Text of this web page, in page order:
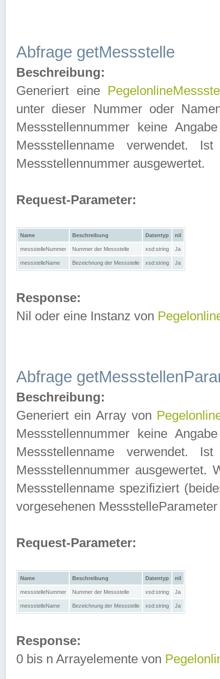
Abfrage getMessstelle
Beschreibung:
Generiert eine
unter dieser Nummer oder
Messstellennummer keine
Messstellenname verwendet.
Messstellennummer ausgewertet.
Request-Parameter:
Name Beschreibung Datentyp nil
messstelleNummer Nummer der Messstelle xsd:string Ja
messstelleName Bezeichnung der Messstelle xsd:string Ja
Response:
Nil oder eine Instanz von
Abfrage
Beschreibung:
Generiert ein Array von
Messstellennummer keine
Messstellenname verwendet.
Messstellennummer ausgewertet.
Messstellenname spezifiziert
vorgesehenen
Request-Parameter:
Name Beschreibung Datentyp nil
messstelleNummer Nummer der Messstelle xsd:string Ja
messstelleName Bezeichnung der Messstelle xsd:string Ja
Response:
0 bis n Arrayelemente von